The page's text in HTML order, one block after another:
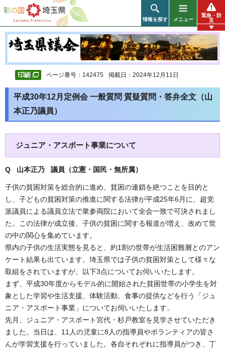
彩の国 埼玉県
情報を探す メニュー
緊急・防
災
ページ番号：142475 掲載日：2024年12月11日
平成30年12月定例会 一般質問 質疑質問・答弁全文（山
本正乃議員）
ジュニア・アスポート事業について
Q 山本正乃 議員（立憲・国民・無所属）
子供の貧困対策を総合的に進め、貧困の連鎖を絶つことを目的と
し、子どもの貧困対策の推進に関する法律が平成25年6月に、超党
派議員による議員立法で衆参両院において全会一致で可決されまし
た。この法律が成立後、子供の貧困に関する報道が増え、改めて世
の中の関心を集めています。
県内の子供の生活実態を見ると、約1割の世帯が生活困難層とのアン
ケート結果も出ています。埼玉県では子供の貧困対策として様々な
取組をされていますが、以下3点についてお伺いいたします。
まず、平成30年度からモデル的に開始された貧困世帯の小学生を対
象とした学習や生活支援、体験活動、食事の提供などを行う「ジュ
ニア・アスポート事業」についてお伺いいたします。
先月、ジュニア・アスポート宮代・杉戸教室を見学させていただき
ました。当日は、11人の児童に8人の指導員やボランティアの皆さ
んが学習支援を行っていました。各自それぞれに指導員がつき、丁